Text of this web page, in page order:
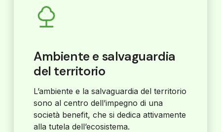
Ambiente e salvaguardia
del territorio
L’ambiente e la salvaguardia del territorio
sono al centro dell’impegno di una
società benefit, che si dedica attivamente
alla tutela dell’ecosistema.